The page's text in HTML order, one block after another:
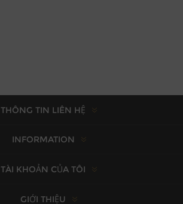
THÔNG TIN LIÊN HỆ
INFORMATION
TÀI KHOẢN CỦA TÔI
GIỚI THIỆU